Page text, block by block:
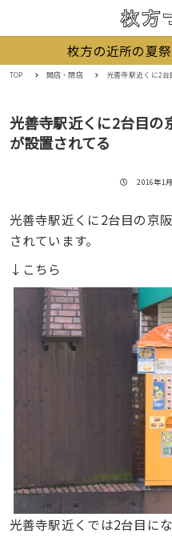
枚方の近所の夏
TOP 開店・閉店 光善寺駅近くに2台
光善寺駅近くに2台目の
が設置されてる
投稿日
2016年1
光善寺駅近くに2台目の京
されています。
↓こちら
光善寺駅近くでは2台目に